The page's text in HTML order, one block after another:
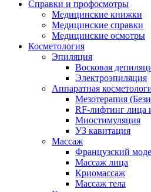
Справки и профосмотры
Медицинские книжки
Медицинские справки
Медицинские осмотры
Косметология
Эпиляция
Восковая
Электроэпиляция
Аппаратная
Мезотерапия
RF-лифтинг лица
Миостимуляция
УЗ кавитация
Массаж
Французский
Массаж лица
Криомассаж
Массаж тела